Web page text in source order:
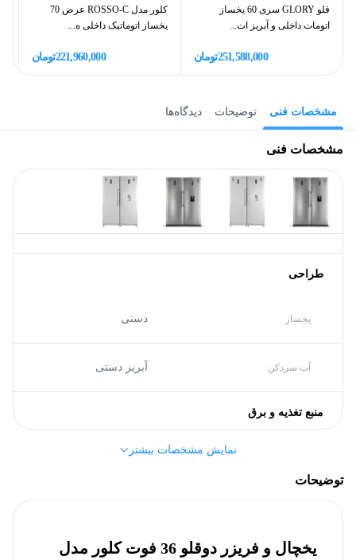
قلو GLORY سری 60 یخساز
اتومات داخلی و آبریز ات...
251,588,000تومان
کلور مدل ROSSO-C عرض 70
یخساز اتوماتیک داخلی ه...
221,960,000تومان
مشخصات فنی توضیحات دیدگاه‌ها
مشخصات فنی
طراحی
یخساز دستی
آب سردکن آبریز دستی
منبع تغذیه و برق
A
مشخصات کلی
گنجایش یخچال 490 لیتر
نمایش مشخصات بیشتر
توضیحات
یخچال و فریزر دوقلو 36 فوت کلور مدل